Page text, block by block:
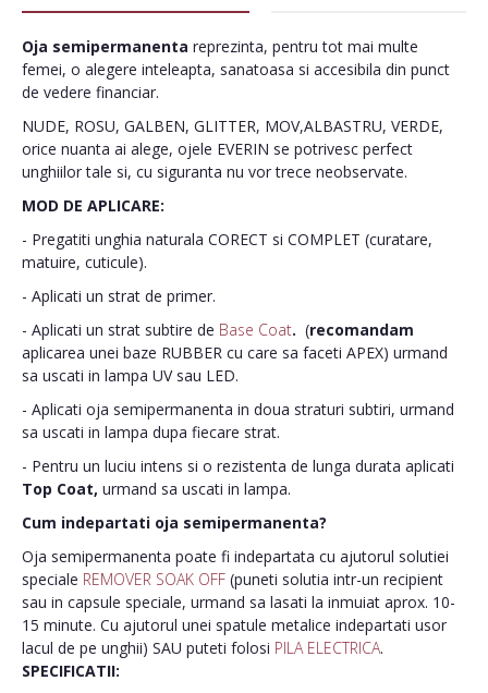
Oja semipermanenta reprezinta, pentru tot mai multe
femei, o alegere inteleapta, sanatoasa si accesibila din punct
de vedere financiar.
NUDE, ROSU, GALBEN, GLITTER, MOV,ALBASTRU, VERDE,
orice nuanta ai alege, ojele EVERIN se potrivesc perfect
unghiilor tale si, cu siguranta nu vor trece neobservate.
MOD DE APLICARE:
- Pregatiti unghia naturala CORECT si COMPLET (curatare,
matuire, cuticule).
- Aplicati un strat de primer.
- Aplicati un strat subtire de Base Coat. (recomandam
aplicarea unei baze RUBBER cu care sa faceti APEX) urmand
sa uscati in lampa UV sau LED.
- Aplicati oja semipermanenta in doua straturi subtiri, urmand
sa uscati in lampa dupa fiecare strat.
- Pentru un luciu intens si o rezistenta de lunga durata aplicati
Top Coat, urmand sa uscati in lampa.
Cum indepartati oja semipermanenta?
Oja semipermanenta poate fi indepartata cu ajutorul solutiei
speciale REMOVER SOAK OFF (puneti solutia intr-un recipient
sau in capsule speciale, urmand sa lasati la inmuiat aprox. 10-
15 minute. Cu ajutorul unei spatule metalice indepartati usor
lacul de pe unghii) SAU puteti folosi PILA ELECTRICA.
SPECIFICATII: